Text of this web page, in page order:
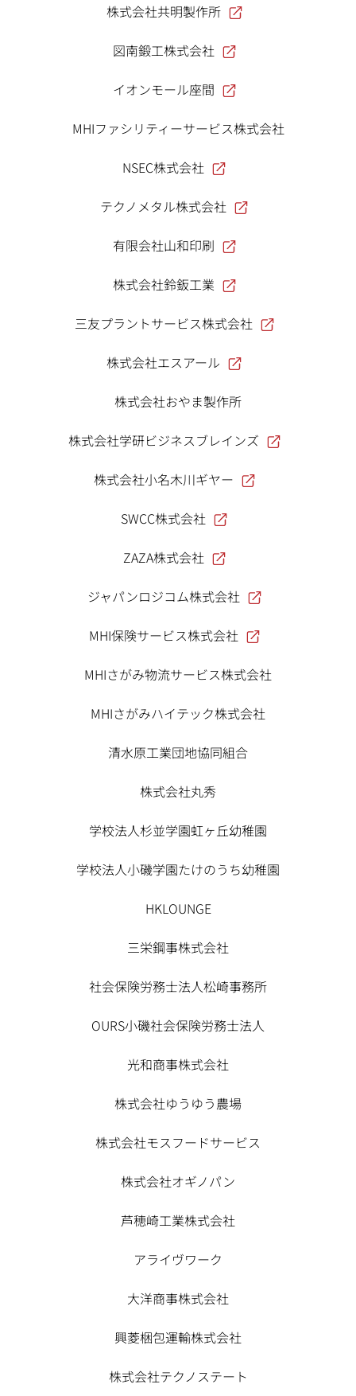
株式会社共明製作所
図南鍛工株式会社
イオンモール座間
MHIファシリティーサービス株式会社
NSEC株式会社
テクノメタル株式会社
有限会社山和印刷
株式会社鈴鈑工業
三友プラントサービス株式会社
株式会社エスアール
株式会社おやま製作所
株式会社学研ビジネスブレインズ
株式会社小名木川ギヤー
SWCC株式会社
ZAZA株式会社
ジャパンロジコム株式会社
MHI保険サービス株式会社
MHIさがみ物流サービス株式会社
MHIさがみハイテック株式会社
清水原工業団地協同組合
株式会社丸秀
学校法人杉並学園虹ヶ丘幼稚園
学校法人小磯学園たけのうち幼稚園
HKLOUNGE
三栄鋼事株式会社
社会保険労務士法人松崎事務所
OURS小磯社会保険労務士法人
光和商事株式会社
株式会社ゆうゆう農場
株式会社モスフードサービス
株式会社オギノパン
芦穂崎工業株式会社
アライヴワーク
大洋商事株式会社
興菱梱包運輸株式会社
株式会社テクノステート